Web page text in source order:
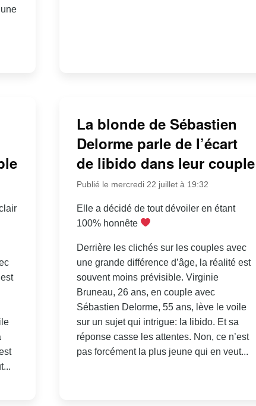
La blonde de Sébastien
Delorme parle de l’écart
de libido dans leur couple
Publié le mercredi 22 juillet à 19:32
Elle a décidé de tout dévoiler en étant
100% honnête
Derrière les clichés sur les couples avec
une grande différence d’âge, la réalité est
souvent moins prévisible. Virginie
Bruneau, 26 ans, en couple avec
Sébastien Delorme, 55 ans, lève le voile
sur un sujet qui intrigue: la libido. Et sa
réponse casse les attentes. Non, ce n’est
pas forcément la plus jeune qui en veut...